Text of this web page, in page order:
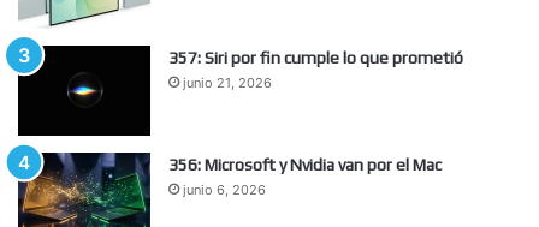
357: Siri por fin cumple lo que prometió
junio 21, 2026
356: Microsoft y Nvidia van por el Mac
junio 6, 2026